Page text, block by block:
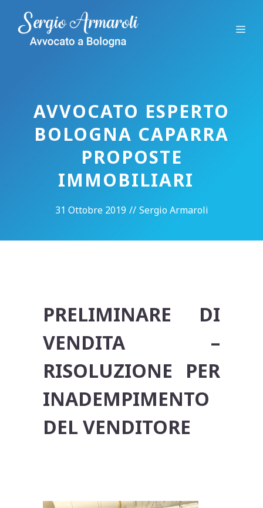
contenuto
AVVOCATO ESPERTO
BOLOGNA CAPARRA
PROPOSTE
IMMOBILIARI
31 Ottobre 2019 // Sergio Armaroli
PRELIMINARE DI
VENDITA –
RISOLUZIONE PER
INADEMPIMENTO
DEL VENDITORE